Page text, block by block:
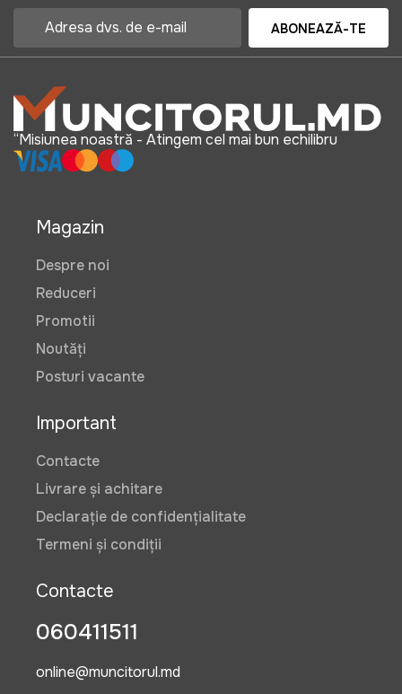
ABONEAZĂ-TE
“Misiunea noastră - Atingem cel mai bun echilibru
Magazin
Despre noi
Reduceri
Promotii
Noutăți
Posturi vacante
Important
Contacte
Livrare și achitare
Declarație de confidențialitate
Termeni și condiții
Contacte
060411511
online@muncitorul.md